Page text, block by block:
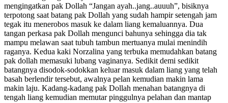
mengingatkan pak Dollah “Jangan ayah..jang..auuuh”, bisiknya
terpotong saat batang pak Dollah yang sudah hampir setengah jam
tegak itu menerobos masuk ke dalam liang kemaluannya. Dua
tangan perkasa pak Dollah mengunci bahunya sehingga dia tak
mampu melawan saat tubuh tambun mertuanya mulai menindih
raganya. Kedua kaki Norzalina yang terbuka memudahkan batang
pak dollah memasuki lubang vaginanya. Sedikit demi sedikit
batangnya disodok-sodokkan keluar masuk dalam liang yang telah
basah berlendir tersebut, awalnya pelan kemudian makin lama
makin laju. Kadang-kadang pak Dollah menahan batangnya di
tengah liang kemudian memutar pinggulnya pelahan dan mantap